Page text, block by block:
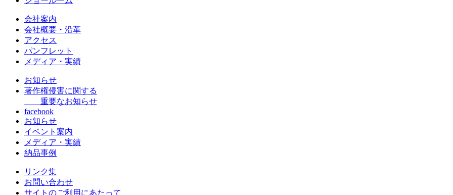
会社案内
会社概要・沿革
アクセス
パンフレット
メディア・実績
お知らせ
著作権侵害に関する
重要なお知らせ
facebook
お知らせ
イベント案内
メディア・実績
納品事例
リンク集
お問い合わせ
サイトのご利用にあたって